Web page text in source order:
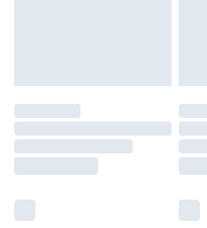
Schuhe dürfen nur in
worden sein. Artikel aus
einschließlich
und Kissen, müssen
zurückgesendet werden.